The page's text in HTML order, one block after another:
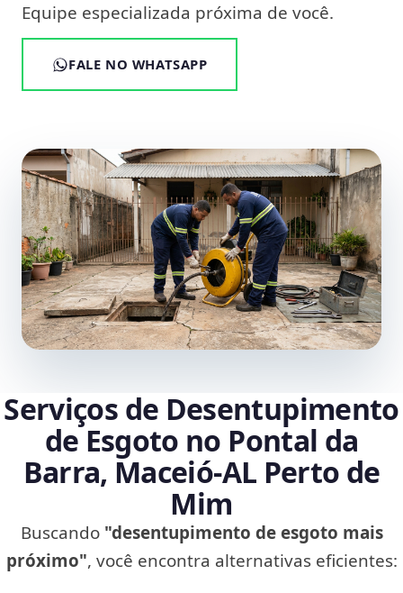
Equipe especializada próxima de você.
FALE NO WHATSAPP
Serviços de Desentupimento
de Esgoto no Pontal da
Barra, Maceió‑AL Perto de
Mim
Buscando "desentupimento de esgoto mais
próximo", você encontra alternativas eficientes: